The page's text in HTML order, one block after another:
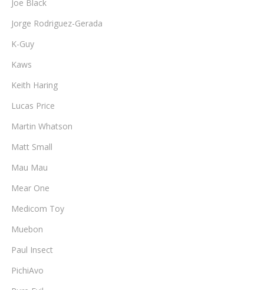
Joe Black
Jorge Rodriguez-Gerada
K-Guy
Kaws
Keith Haring
Lucas Price
Martin Whatson
Matt Small
Mau Mau
Mear One
Medicom Toy
Muebon
Paul Insect
PichiAvo